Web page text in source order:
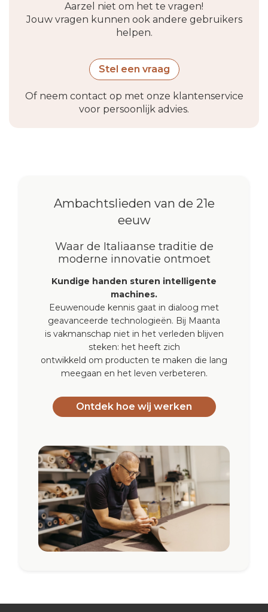
Aarzel niet om het te vragen!
Jouw vragen kunnen ook andere gebruikers
helpen.
Stel een vraag
Of neem contact op met onze klantenservice
voor persoonlijk advies.
Ambachtslieden van de 21e
eeuw
Waar de Italiaanse traditie de
moderne innovatie ontmoet
Kundige handen sturen intelligente
machines.
Eeuwenoude kennis gaat in dialoog met
geavanceerde technologieën. Bij Maanta
is vakmanschap niet in het verleden blijven
steken: het heeft zich
ontwikkeld om producten te maken die lang
meegaan en het leven verbeteren.
Ontdek hoe wij werken